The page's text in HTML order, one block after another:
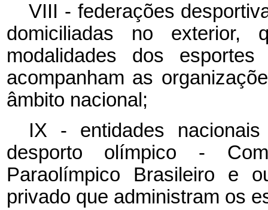
VIII - federações
domiciliadas no exterior,
modalidades dos
acompanham as
âmbito nacional;
IX - entidades
desporto olímpico -
Paraolímpico Brasileiro e
privado que administram os